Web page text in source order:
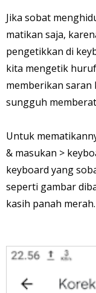
Jika sobat
matikan saja,
pengetikkan di
kita mengetik
memberikan
sungguh
Untuk
& masukan >
keyboard yang
seperti gambar
kasih panah merah.